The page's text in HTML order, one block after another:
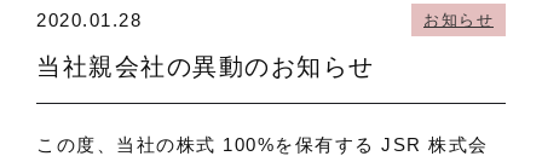
2020.01.28 お知らせ
当社親会社の異動のお知らせ
この度、当社の株式 100%を保有する JSR 株式会